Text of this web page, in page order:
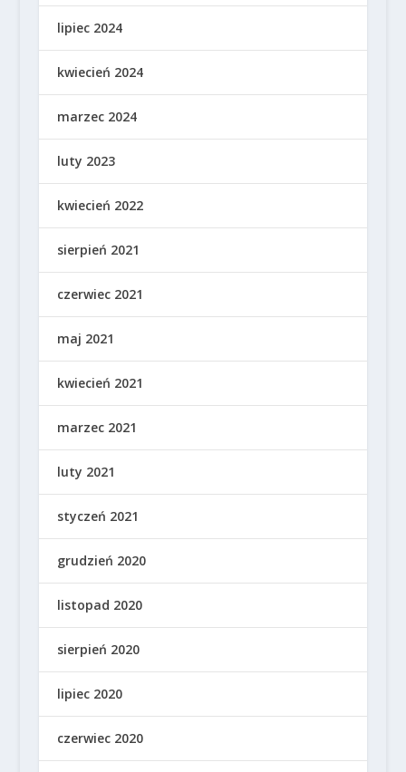
lipiec 2024
kwiecień 2024
marzec 2024
luty 2023
kwiecień 2022
sierpień 2021
czerwiec 2021
maj 2021
kwiecień 2021
marzec 2021
luty 2021
styczeń 2021
grudzień 2020
listopad 2020
sierpień 2020
lipiec 2020
czerwiec 2020